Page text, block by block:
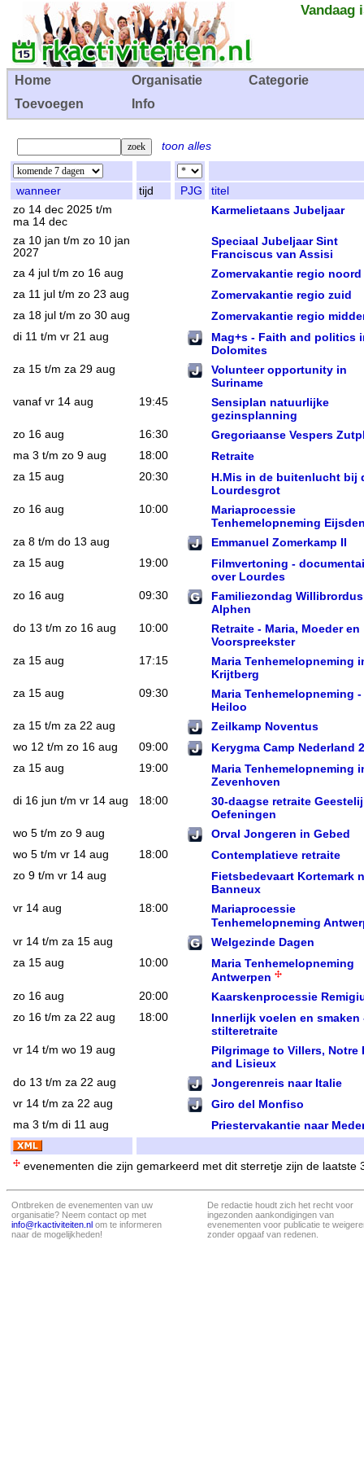
Vandaag
Home Organisatie
Categorie
Toevoegen
Info
toon alles
wanneer tijd PJG
titel
zo 14 dec 2025 t/m
ma 14 dec
Karmelietaans Jubeljaar
za 10 jan t/m zo 10 jan
2027
Speciaal Jubeljaar Sint
Franciscus van Assisi
za 4 jul t/m zo 16 aug Zomervakantie regio noord
za 11 jul t/m zo 23 aug Zomervakantie regio zuid
za 18 jul t/m zo 30 aug Zomervakantie regio
di 11 t/m vr 21 aug
Mag+s - Faith and politics
Dolomites
za 15 t/m za 29 aug
Volunteer opportunity in
Suriname
vanaf vr 14 aug 19:45
Sensiplan natuurlijke
gezinsplanning
zo 16 aug 16:30 Gregoriaanse Vespers
ma 3 t/m zo 9 aug 18:00 Retraite
za 15 aug 20:30
H.Mis in de buitenlucht bij
Lourdesgrot
zo 16 aug 10:00
Mariaprocessie
Tenhemelopneming
za 8 t/m do 13 aug Emmanuel Zomerkamp II
za 15 aug 19:00
Filmvertoning -
over Lourdes
zo 16 aug 09:30
Familiezondag
Alphen
do 13 t/m zo 16 aug 10:00
Retraite - Maria, Moeder en
Voorspreekster
za 15 aug 17:15
Maria Tenhemelopneming
Krijtberg
za 15 aug 09:30
Maria Tenhemelopneming -
Heiloo
za 15 t/m za 22 aug Zeilkamp Noventus
wo 12 t/m zo 16 aug 09:00 Kerygma Camp Nederland
za 15 aug 19:00
Maria Tenhemelopneming
Zevenhoven
di 16 jun t/m vr 14 aug 18:00
30-daagse retraite
Oefeningen
wo 5 t/m zo 9 aug Orval Jongeren in Gebed
wo 5 t/m vr 14 aug 18:00 Contemplatieve retraite
zo 9 t/m vr 14 aug
Fietsbedevaart Kortemark
Banneux
vr 14 aug 18:00
Mariaprocessie
Tenhemelopneming
vr 14 t/m za 15 aug Welgezinde Dagen
za 15 aug 10:00
Maria Tenhemelopneming
Antwerpen
zo 16 aug 20:00 Kaarskenprocessie
zo 16 t/m za 22 aug 18:00
Innerlijk voelen en smaken
stilteretraite
vr 14 t/m wo 19 aug
Pilgrimage to Villers, Notre
and Lisieux
do 13 t/m za 22 aug Jongerenreis naar Italie
vr 14 t/m za 22 aug Giro del Monfiso
ma 3 t/m di 11 aug Priestervakantie naar
evenementen die zijn gemarkeerd met dit sterretje zijn de laatste
Ontbreken de evenementen van uw
organisatie? Neem contact op met
info@rkactiviteiten.nl om te informeren
naar de mogelijkheden!
De redactie houdt zich het recht voor
ingezonden aankondigingen van
evenementen voor publicatie te
zonder opgaaf van redenen.